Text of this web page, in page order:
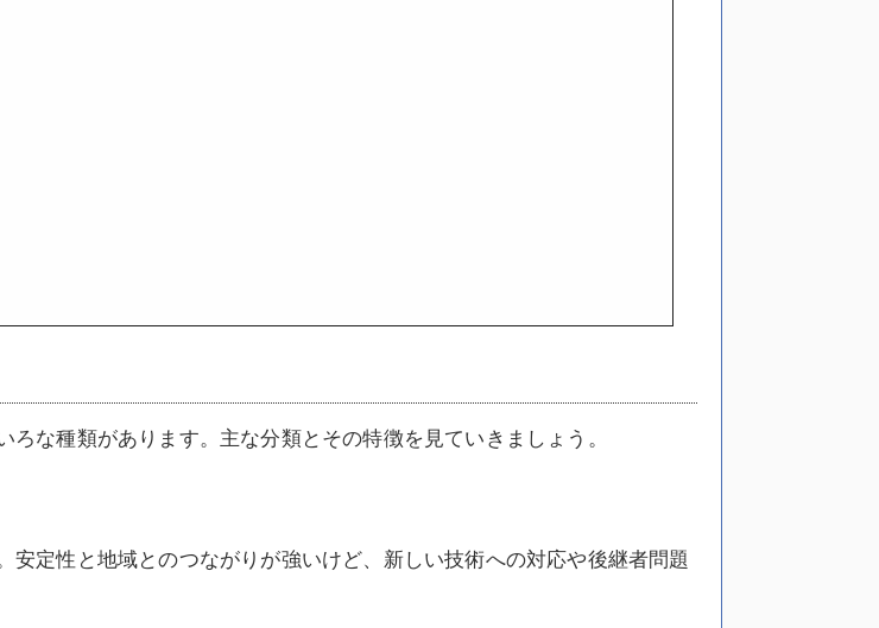
な種類があります。主な分類とその特徴を見ていきましょう。
定性と地域とのつながりが強いけど、新しい技術への対応や後継者問題